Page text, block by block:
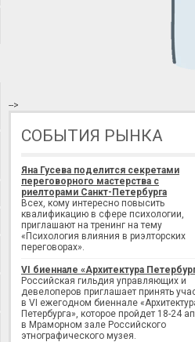
-->
СОБЫТИЯ РЫНКА
Яна Гусева поделится секретами
переговорного мастерства с
риелторами Санкт-Петербурга
Всех, кому интересно повысить
квалификацию в сфере психологии,
приглашают на тренинг на тему
«Психология влияния в риэлторских
переговорах».
VI биеннале «Архитектура
Российская гильдия управляющих и
девелоперов приглашает принять
в VI ежегодном биеннале
Петербурга», которое пройдет 18-24
в Мраморном зале Российского
этнографического музея.